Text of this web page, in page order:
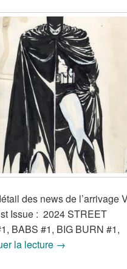
des news de l’arrivage
Issue : 2024 STREET
BABS #1, BIG BURN #1,
la lecture Sorties des
→